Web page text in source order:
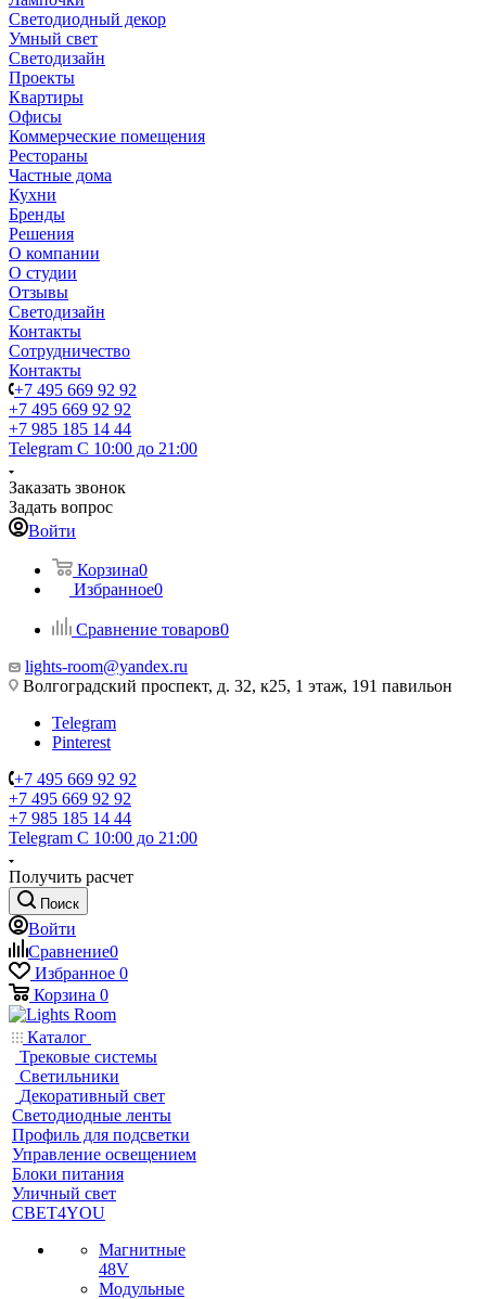
Светодиодный декор
Умный свет
Светодизайн
Проекты
Квартиры
Офисы
Коммерческие помещения
Рестораны
Частные дома
Кухни
Бренды
Решения
О компании
О студии
Отзывы
Светодизайн
Контакты
Сотрудничество
Контакты
+7 495 669 92 92
+7 495 669 92 92
+7 985 185 14 44
Telegram С 10:00 до 21:00
Заказать звонок
Задать вопрос
Войти
Корзина0
Избранное0
Сравнение товаров0
lights-room@yandex.ru
Волгоградский проспект, д. 32, к25, 1 этаж, 191 павильон
Telegram
Pinterest
+7 495 669 92 92
+7 495 669 92 92
+7 985 185 14 44
Telegram С 10:00 до 21:00
Получить расчет
Поиск
Войти
Сравнение0
Избранное 0
Корзина 0
Каталог
Трековые системы
Светильники
Декоративный свет
Светодиодные ленты
Профиль для подсветки
Управление освещением
Блоки питания
Уличный свет
СВЕТ4YOU
Магнитные
48V
Модульные